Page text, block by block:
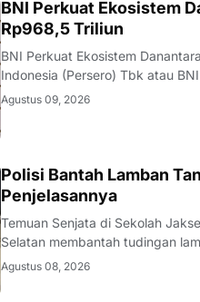
BNI Perkuat Ekosistem
Rp968,5 Triliun
BNI Perkuat Ekosistem
Indonesia (Persero) Tbk atau
usaha di berbagai segmen,
Agustus 09, 2026
Polisi Bantah Lamban
Penjelasannya
Temuan Senjata di Sekolah
Selatan membantah tudingan
sekolah swasta di Jakarta
Agustus 08, 2026